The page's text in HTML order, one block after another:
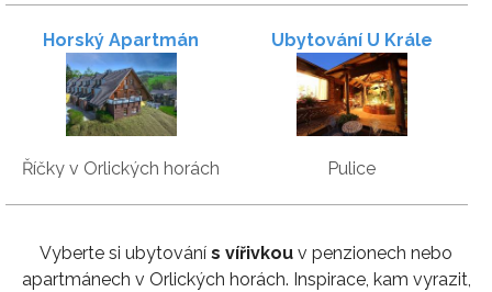
Horský Apartmán
Wellness Hotel Říčky
Říčky v Orlických horách
Ubytování U Krále
Pulice
Vyberte si ubytování s vířivkou v penzionech nebo
apartmánech v Orlických horách. Inspirace, kam vyrazit,